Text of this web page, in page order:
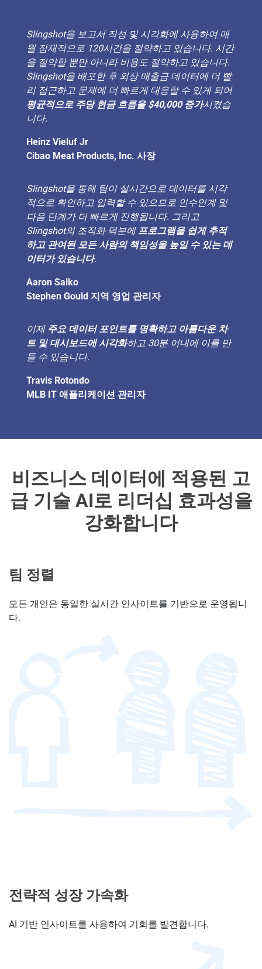
Slingshot을 보고서 작성 및 시각화에 사용하여 매
월 잠재적으로 120시간을 절약하고 있습니다. 시간
을 절약할 뿐만 아니라 비용도 절약하고 있습니다.
Slingshot을 배포한 후 외상 매출금 데이터에 더 빨
리 접근하고 문제에 더 빠르게 대응할 수 있게 되어
평균적으로 주당 현금 흐름을 $40,000 증가시켰습
니다.
Heinz Vieluf Jr
Cibao Meat Products, Inc. 사장
Slingshot을 통해 팀이 실시간으로 데이터를 시각
적으로 확인하고 입력할 수 있으므로 인수인계 및
다음 단계가 더 빠르게 진행됩니다. 그리고
Slingshot의 조직화 덕분에 프로그램을 쉽게 추적
하고 관여된 모든 사람의 책임성을 높일 수 있는 데
이터가 있습니다.
Aaron Salko
Stephen Gould 지역 영업 관리자
이제 주요 데이터 포인트를 명확하고 아름다운 차
트 및 대시보드에 시각화하고 30분 이내에 이를 만
들 수 있습니다.
Travis Rotondo
MLB IT 애플리케이션 관리자
비즈니스 데이터에 적용된 고
급 기술 AI로 리더십 효과성을
강화합니다
팀 정렬
모든 개인은 동일한 실시간 인사이트를 기반으로 운영됩니
다.
전략적 성장 가속화
AI 기반 인사이트를 사용하여 기회를 발견합니다.